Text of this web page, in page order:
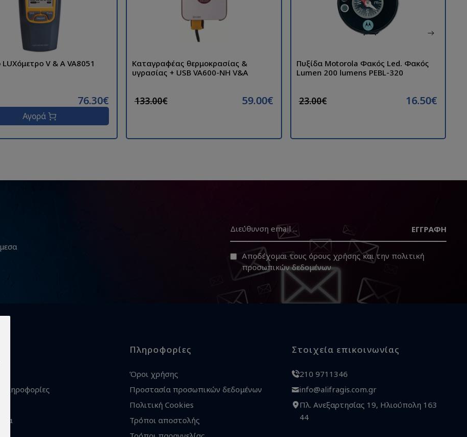
V & A VA8051
76.30€
Αγορά
Καταγραφέας θερμοκρασίας &
υγρασίας + USB VA600-NH V&A
133.00€ 59.00€
Πυξίδα Motorola Φακός Led. Φακός
Lumen 200 lumens PEBL-320
23.00€ 16.50€
ΕΓΓΡΑΦΉ
Αποδέχομαι τους όρους χρήσηςκαι την πολιτική
προσωπικών δεδομένων
Στοιχεία επικοινωνίας
210 9711346
info@alifragis.com.gr
Πλ. Ανεξαρτησίας 19, Ηλιούπολη 163
44
πληροφορίες
Πληροφορίες
Όροι χρήσης
Προστασία προσωπικών δεδομένων
Πολιτική Cookies
Τρόποι αποστολής